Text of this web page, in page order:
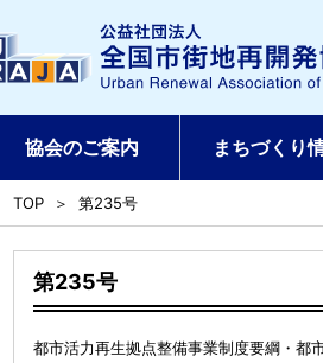
協会のご案内 まちづくり
TOP 第235号
第235号
都市活力再生拠点整備事業制度要綱・都